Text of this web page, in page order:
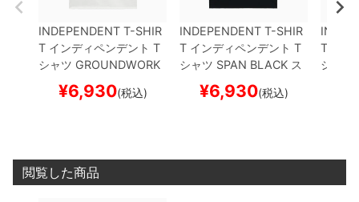
INDEPENDENT T-SHIR
T インディペンデント T
シャツ GROUNDWORK
WHITE スケートボード
スケボー
¥6,930(税込)
INDEPENDENT T-SHIR
T インディペンデント T
シャツ SPAN BLACK ス
ケートボード スケボー
¥6,930(税込)
T
シャツ
閲覧した商品